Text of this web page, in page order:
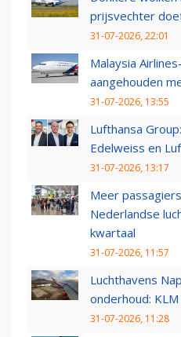
prijsvechter
31-07-2026, 22:01
Malaysia
aangehouden
31-07-2026, 13:55
Lufthansa
Edelweiss en
31-07-2026, 13:17
Meer
Nederlandse
kwartaal
31-07-2026, 11:57
Luchthavens
onderhoud:
31-07-2026, 11:28